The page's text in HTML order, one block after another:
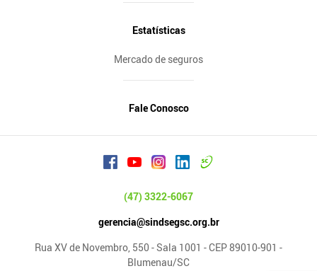
Estatísticas
Mercado de seguros
Fale Conosco
(47) 3322-6067
gerencia@sindsegsc.org.br
Rua XV de Novembro, 550 - Sala 1001 - CEP 89010-901 -
Blumenau/SC